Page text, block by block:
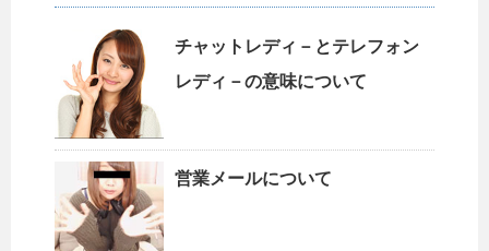
チャットレディ－とテレフォン
レディ－の意味について
営業メールについて